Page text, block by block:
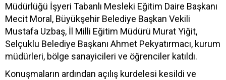
Müdürlüğü İşyeri Tabanlı Mesleki Eğitim Daire Başkanı
Mecit Moral, Büyükşehir Belediye Başkan Vekili
Mustafa Uzbaş, İl Milli Eğitim Müdürü Murat Yiğit,
Selçuklu Belediye Başkanı Ahmet Pekyatırmacı, kurum
müdürleri, bölge sanayicileri ve öğrenciler katıldı.
Konuşmaların ardından açılış kurdelesi kesildi ve